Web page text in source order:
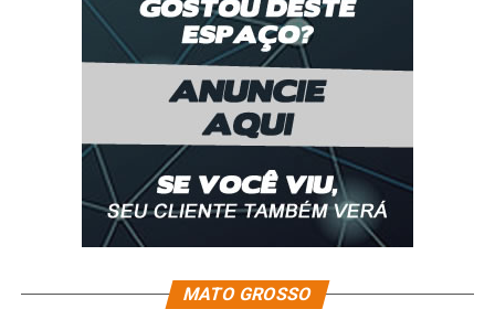
Comentários
COBRAR DEFENDEMOS
IMPOSTO POLÍTICA RICOS
Preso por matar esposa se cala durante interrogatório;
PJC ouvirá familiares
TJ aprova afastamento de 2 juzes; uma suspeita de
MATO GROSSO